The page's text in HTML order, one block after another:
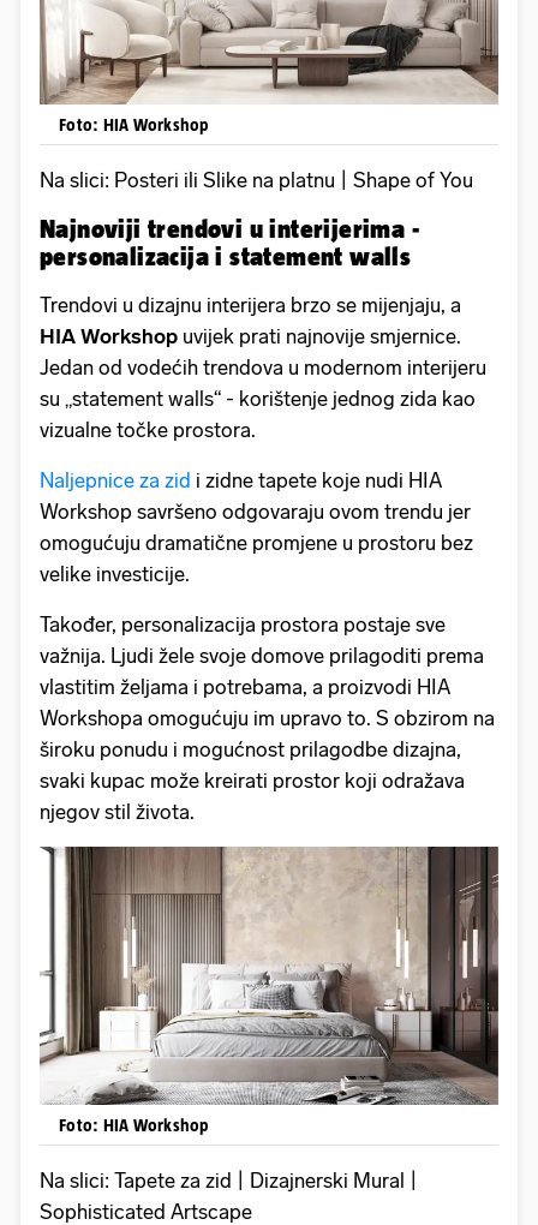
Foto: HIA Workshop
Na slici: Posteri ili Slike na platnu | Shape of You
Najnoviji trendovi u interijerima -
personalizacija i statement walls
Trendovi u dizajnu interijera brzo se mijenjaju, a
HIA Workshop uvijek prati najnovije smjernice.
Jedan od vodećih trendova u modernom interijeru
su „statement walls“ - korištenje jednog zida kao
vizualne točke prostora.
Naljepnice za zid i zidne tapete koje nudi HIA
Workshop savršeno odgovaraju ovom trendu jer
omogućuju dramatične promjene u prostoru bez
velike investicije.
Također, personalizacija prostora postaje sve
važnija. Ljudi žele svoje domove prilagoditi prema
vlastitim željama i potrebama, a proizvodi HIA
Workshopa omogućuju im upravo to. S obzirom na
široku ponudu i mogućnost prilagodbe dizajna,
svaki kupac može kreirati prostor koji odražava
njegov stil života.
Foto: HIA Workshop
Na slici: Tapete za zid | Dizajnerski Mural |
Sophisticated Artscape